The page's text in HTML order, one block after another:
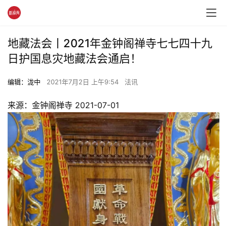
地藏法会丨2021年金钟阁禅寺七七四十九
日护国息灾地藏法会通启！
编辑：泷中 2021年7月2日 上午9:54 法讯
来源：金钟阁禅寺 2021-07-01